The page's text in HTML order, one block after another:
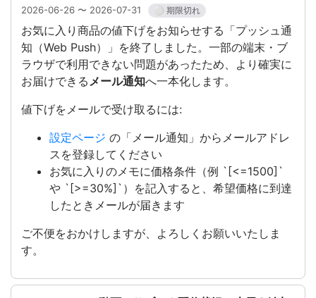
2026-06-26 〜 2026-07-31 ⚪ 期限切れ
お気に入り商品の値下げをお知らせする「プッシュ通
知（Web Push）」を終了しました。一部の端末・ブ
ラウザで利用できない問題があったため、より確実に
お届けできるメール通知へ一本化します。
値下げをメールで受け取るには:
設定ページ の「メール通知」からメールアドレ
スを登録してください
お気に入りのメモに価格条件（例 `[<=1500]`
や `[>=30%]`）を記入すると、希望価格に到達
したときメールが届きます
ご不便をおかけしますが、よろしくお願いいたしま
す。